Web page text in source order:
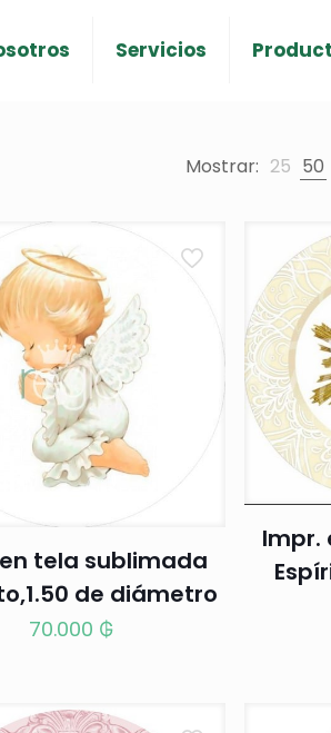
Servicios
Mostrar: 25 50
tela sublimada
de diámetro
70.000 ₲
Impr.